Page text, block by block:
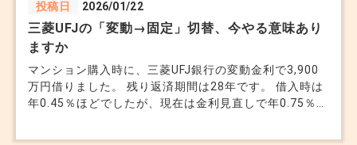
投稿日
2026/01/22
三菱UFJの「変動→固定」切替、今やる意味あり
ますか
マンション購入時に、三菱UFJ銀行の変動金利で3,900
万円借りました。 残り返済期間は28年です。 借入時は
年0.45％ほどでしたが、現在は金利見直しで年0.75％前